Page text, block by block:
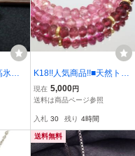
氷種
翡翠
ダ
K18!!人気商品!!■天然トル
マリンネックレス■A 約2
1.0g 約45.0cm tourmaline
リー ピンク DG0/EA0 U2
65
現在 5,000円
送料は商品ページ参照
入札 30 残り 4時間
送料無料